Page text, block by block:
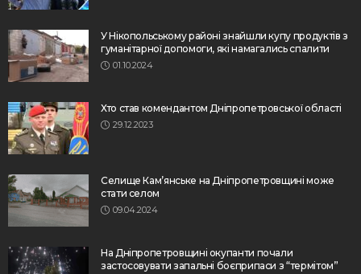
У Нікопольському районі знайшли купу продуктів з
гуманітарної допомоги, які намагались спалити
01.10.2024
Хто став комендантом Дніпропетровської області
29.12.2023
Селище Кам’янське на Дніпропетровщині може
стати селом
09.04.2024
На Дніпропетровщині окупанти почали
застосовувати запальні боєприпаси з “термітом”